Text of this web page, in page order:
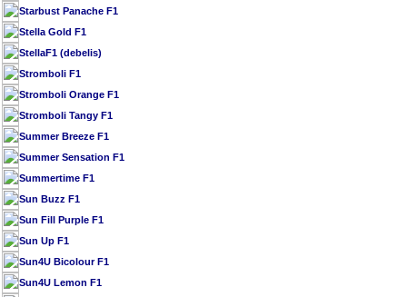
Starbust Panache F1
Stella Gold F1
StellaF1 (debelis)
Stromboli F1
Stromboli Orange F1
Stromboli Tangy F1
Summer Breeze F1
Summer Sensation F1
Summertime F1
Sun Buzz F1
Sun Fill Purple F1
Sun Up F1
Sun4U Bicolour F1
Sun4U Lemon F1